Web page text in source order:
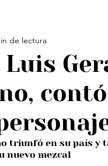
Luis
de lectura
triunfó en su país y
nuevo mezcal